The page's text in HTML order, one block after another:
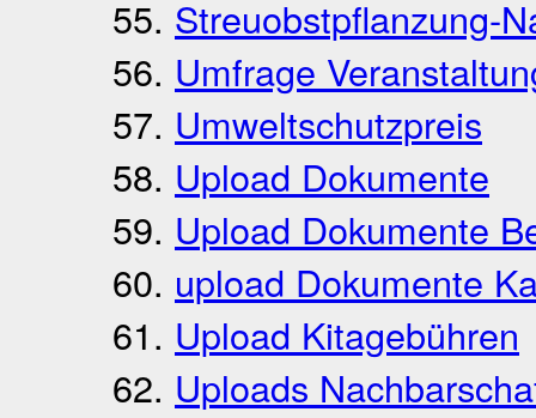
Streuobstpflanzung-
Umfrage
Umweltschutzpreis
Upload Dokumente
Upload Dokumente
upload Dokumente
Upload Kitagebühren
Uploads